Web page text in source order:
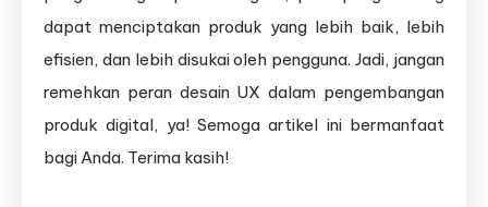
dapat menciptakan produk yang lebih baik, lebih
efisien, dan lebih disukai oleh pengguna. Jadi, jangan
remehkan peran desain UX dalam pengembangan
produk digital, ya! Semoga artikel ini bermanfaat
bagi Anda. Terima kasih!